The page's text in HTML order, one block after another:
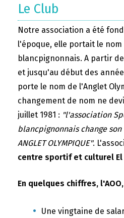
Le Club
Notre association a été
l'époque, elle portait le
blancpignonnais. A partir
et jusqu'au début des
porte le nom de l'Anglet
changement de nom ne
juillet 1981 : "l'association
blancpignonnais change
ANGLET OLYMPIQUE".
centre sportif et culturel El
En quelques chiffres,
Une vingtaine de